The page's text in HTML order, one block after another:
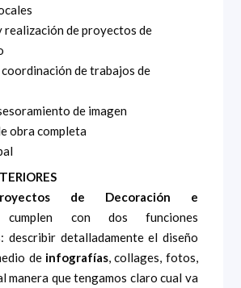
realización de proyectos de
de trabajos de
de imagen
obra completa
de Decoración e
con dos funciones
describir detalladamente el diseño
de infografías, collages, fotos,
manera que tengamos claro cual va